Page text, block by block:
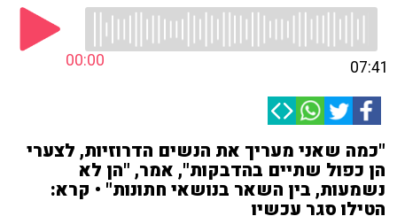
00:00 07:41
"כמה שאני מעריך את הנשים הדרוזיות, לצערי
הן כפול שתיים בהדבקות", אמר, "הן לא
נשמעות, בין השאר בנושאי חתונות" • קרא:
הטילו סגר עכשיו